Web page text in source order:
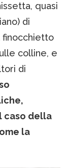
quasi
di
finocchietto
colline, e
di
caso della
la